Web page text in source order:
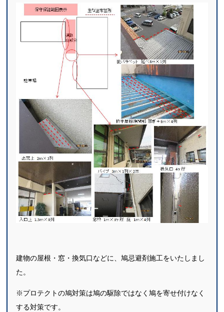
建物の屋根・窓・換気口などに、鳩忌避剤施工をいたしまし
た。
※プロテクトの鳩対策は鳩の駆除ではなく鳩を寄せ付けなく
する対策です。